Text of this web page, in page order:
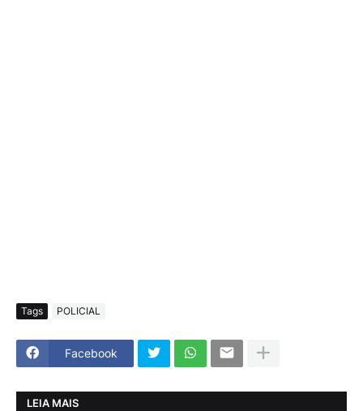
Tags POLICIAL
Facebook
LEIA MAIS